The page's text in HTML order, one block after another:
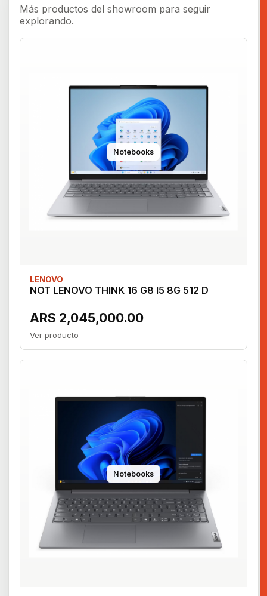
Más productos del showroom para seguir
explorando.
Notebooks
LENOVO
NOT LENOVO THINK 16 G8 I5 8G 512 D
ARS 2,045,000.00
Ver producto
Notebooks